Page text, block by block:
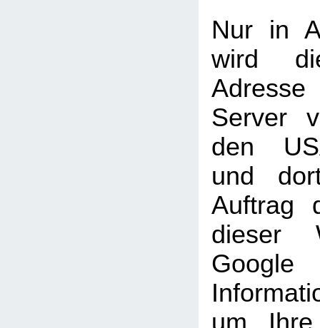
Nur in
wird
Server
den
und
Auftrag
dieser
um